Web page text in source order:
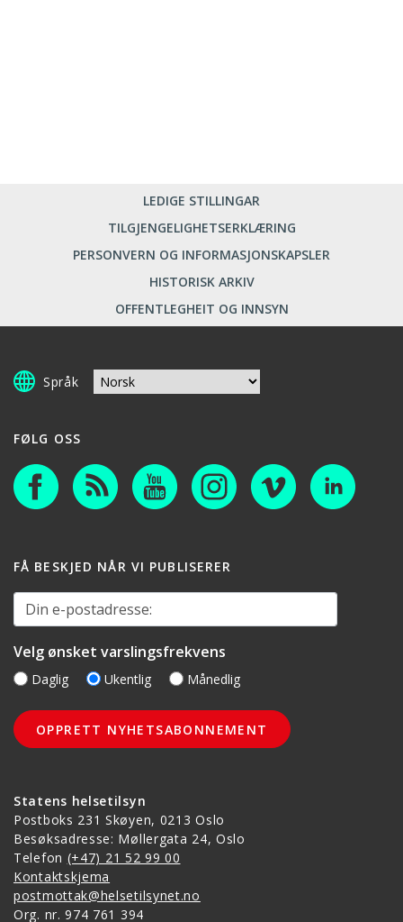
LEDIGE STILLINGAR
TILGJENGELIGHETSERKLÆRING
PERSONVERN OG INFORMASJONSKAPSLER
HISTORISK ARKIV
OFFENTLEGHEIT OG INNSYN
Språk
Statens helsetilsyn
Postboks 231 Skøyen, 0213 Oslo
Besøksadresse: Møllergata 24, Oslo
Telefon (+47) 21 52 99 00
Kontaktskjema
postmottak@helsetilsynet.no
Org. nr. 974 761 394
FØLG OSS
FÅ BESKJED NÅR VI PUBLISERER
Din e-postadresse:
Velg ønsket varslingsfrekvens
Daglig Ukentlig Månedlig